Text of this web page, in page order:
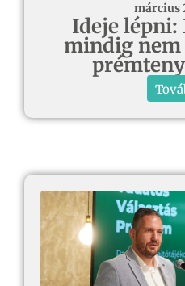
március
Ideje lépni:
mindig nem